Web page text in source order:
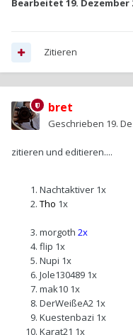
Bearbeitet 19. Dezember
Zitieren
bret
Geschrieben 19.
zitieren und editieren....
Nachtaktiver 1x
Tho 1x
morgoth 2x
flip 1x
Nupi 1x
Jole130489 1x
mak10 1x
DerWeißeA2 1x
Kuestenbazi 1x
Karat21 1x